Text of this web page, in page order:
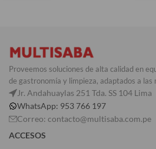
Proveemos soluciones de alta calidad en
de gastronomía y limpieza, adaptados a las
Jr. Andahuaylas 251 Tda. SS 104 Lima
WhatsApp: 953 766 197
Correo: contacto@multisaba.com.pe
ACCESOS